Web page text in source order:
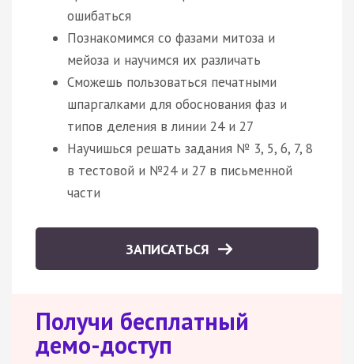
ошибаться
Познакомимся со фазами митоза и
мейоза и научимся их различать
Сможешь пользоваться печатными
шпаргалками для обоснования фаз и
типов деления в линии 24 и 27
Научишься решать задания № 3, 5, 6, 7, 8
в тестовой и №24 и 27 в письменной
части
ЗАПИСАТЬСЯ
Получи бесплатный
демо-доступ